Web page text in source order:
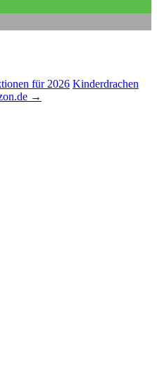
für 2026 Kinderdrachen
→